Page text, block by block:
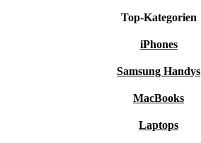
Top-Kategorien
iPhones
Samsung Handys
MacBooks
Laptops